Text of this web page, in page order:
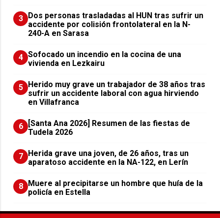
3 ​Dos personas trasladadas al HUN tras sufrir un
accidente por colisión frontolateral en la N-
240-A en Sarasa
4 Sofocado un incendio en la cocina de una
vivienda en Lezkairu
5 Herido muy grave un trabajador de 38 años tras
sufrir un accidente laboral con agua hirviendo
en Villafranca
6
[Santa Ana 2026] Resumen de las fiestas de
Tudela 2026
7 Herida grave una joven, de 26 años, tras un
aparatoso accidente en la NA-122, en Lerín
8 Muere al precipitarse un hombre que huía de la
policía en Estella